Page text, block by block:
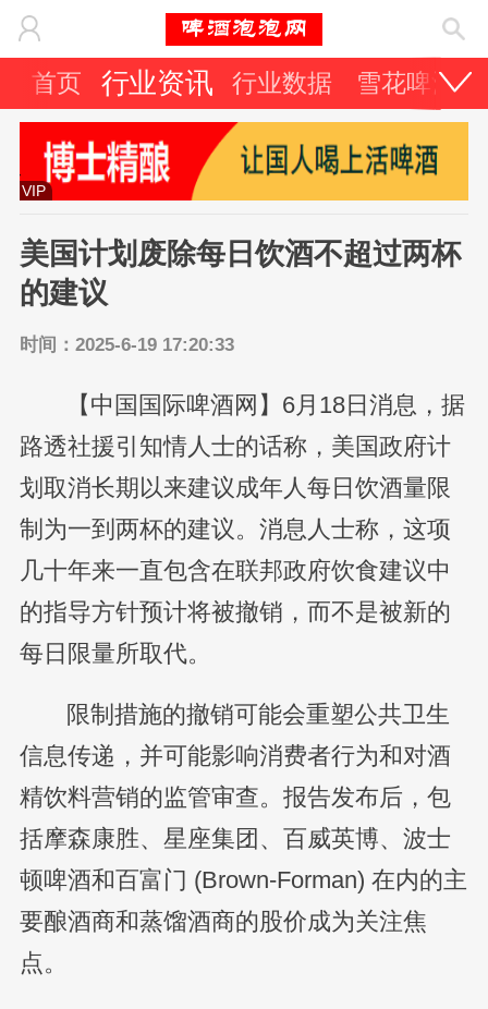
首页 行业资讯 行业数据 雪花啤酒
VIP
美国计划废除每日饮酒不超过两杯
的建议
时间：2025-6-19 17:20:33
【中国国际啤酒网】6月18日消息，据
路透社援引知情人士的话称，美国政府计
划取消长期以来建议成年人每日饮酒量限
制为一到两杯的建议。消息人士称，这项
几十年来一直包含在联邦政府饮食建议中
的指导方针预计将被撤销，而不是被新的
每日限量所取代。
限制措施的撤销可能会重塑公共卫生
信息传递，并可能影响消费者行为和对酒
精饮料营销的监管审查。报告发布后，包
括摩森康胜、星座集团、百威英博、波士
顿啤酒和百富门 (Brown-Forman) 在内的主
要酿酒商和蒸馏酒商的股价成为关注焦
点。